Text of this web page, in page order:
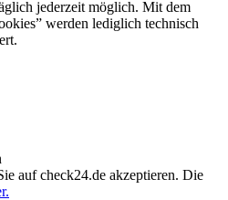
jederzeit möglich. Mit dem
werden lediglich technisch
auf check24.de akzeptieren. Die